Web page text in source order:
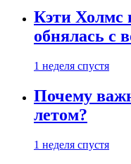
Кэти Холмс
обнялась с
1 неделя спустя
Почему
летом?
1 неделя спустя